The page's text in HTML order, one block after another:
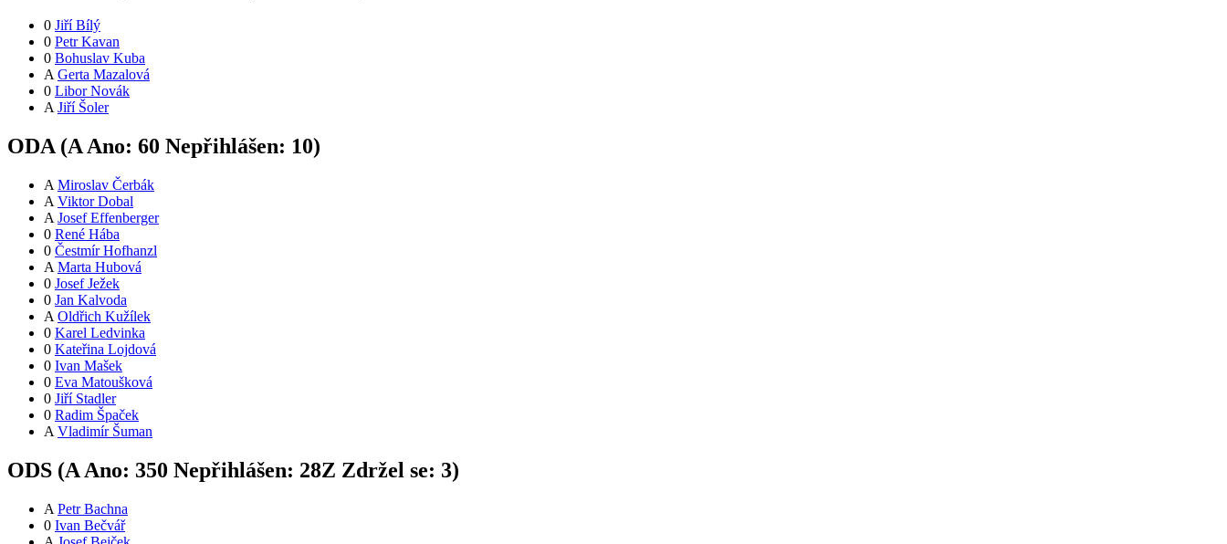
0 Jiří Bílý
0 Petr Kavan
0 Bohuslav Kuba
A Gerta Mazalová
0 Libor Novák
A Jiří Šoler
ODA (A Ano: 60 Nepřihlášen: 10)
A Miroslav Čerbák
A Viktor Dobal
A Josef Effenberger
0 René Hába
0 Čestmír Hofhanzl
A Marta Hubová
0 Josef Ježek
0 Jan Kalvoda
A Oldřich Kužílek
0 Karel Ledvinka
0 Kateřina Lojdová
0 Ivan Mašek
0 Eva Matoušková
0 Jiří Stadler
0 Radim Špaček
A Vladimír Šuman
ODS (A Ano: 350 Nepřihlášen: 28Z Zdržel se: 3)
A Petr Bachna
0 Ivan Bečvář